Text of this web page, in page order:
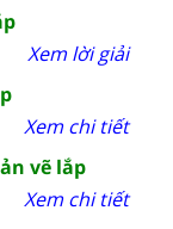
Xem lời giải
Xem chi tiết
vẽ lắp
Xem chi tiết